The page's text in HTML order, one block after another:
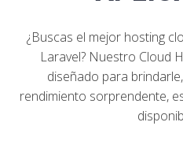
¿Buscas el mejor hosting
Laravel? Nuestro Cloud
diseñado para
rendimiento sorprendente,